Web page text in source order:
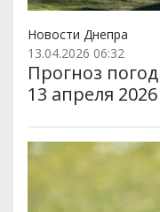
Новости Днепра
13.04.2026 06:32
Прогноз
13 апреля 2026